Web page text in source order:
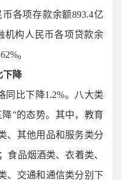
各项存款余额893.4亿
机构人民币各项贷款余
。
下降
同比下降1.2%。八大类
降”的态势。其中，教育
、其他用品和服务类分
食品烟酒类、衣着类、
、交通和通信类分别下